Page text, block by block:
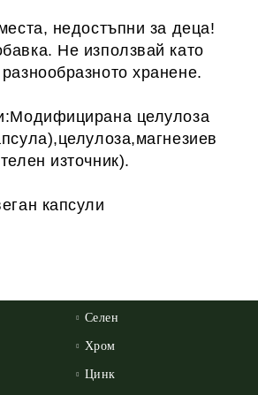
недостъпни за деца!
Не използвай като
хранене.
целулоза
източник).
капсули
Селен
Хром
Цинк